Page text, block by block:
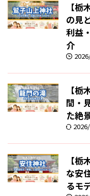
【
の見
利益
介
【
間・
た絶
【
な安
るモ